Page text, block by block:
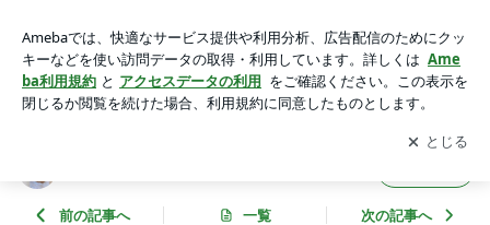
アプリをダウンロードして ブログの更新通知
を受け取りまし
ょう。
開く
前の記事へ 一覧 次の記事へ